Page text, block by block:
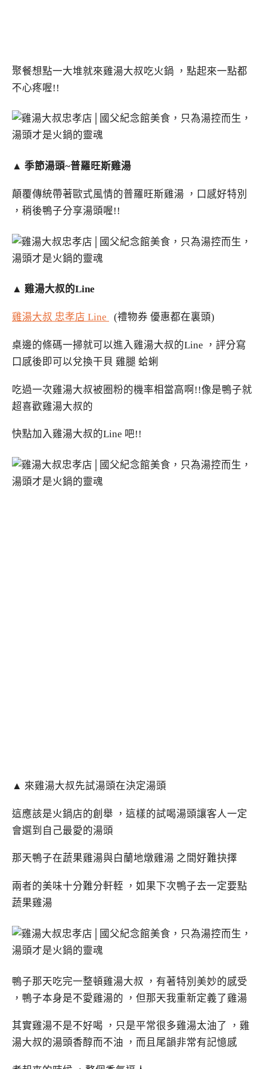
聚餐想點一大堆就來雞湯大叔吃火鍋 ，點起來一點都
不心疼喔!!
▲ 季節湯頭~普羅旺斯雞湯
顛覆傳統帶著歐式風情的普羅旺斯雞湯 ，口感好特別
，稍後鴨子分享湯頭喔!!
▲ 雞湯大叔的Line
雞湯大叔 忠孝店 Line (禮物券 優惠都在裏頭)
桌邊的條碼一掃就可以進入雞湯大叔的Line ，評分寫
口感後即可以兌換干貝 雞腿 蛤蜊
吃過一次雞湯大叔被圈粉的機率相當高啊!!像是鴨子就
超喜歡雞湯大叔的
快點加入雞湯大叔的Line 吧!!
▲ 來雞湯大叔先試湯頭在決定湯頭
這應該是火鍋店的創舉 ，這樣的試喝湯頭讓客人一定
會選到自己最愛的湯頭
那天鴨子在蔬果雞湯與白蘭地燉雞湯 之間好難抉擇
兩者的美味十分難分軒輊 ，如果下次鴨子去一定要點
蔬果雞湯
鴨子那天吃完一整頓雞湯大叔 ，有著特別美妙的感受
，鴨子本身是不愛雞湯的 ，但那天我重新定義了雞湯
其實雞湯不是不好喝 ，只是平常很多雞湯太油了 ，雞
湯大叔的湯頭香醇而不油 ，而且尾韻非常有記憶感